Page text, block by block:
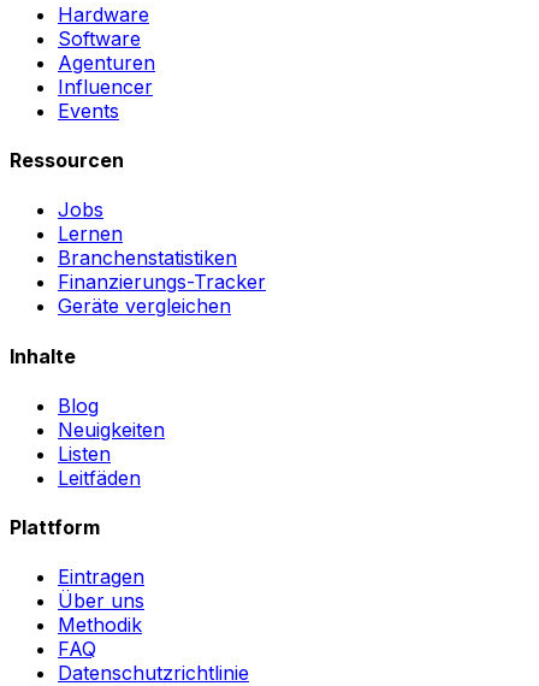
Hardware
Software
Agenturen
Influencer
Events
Ressourcen
Jobs
Lernen
Branchenstatistiken
Finanzierungs-Tracker
Geräte vergleichen
Inhalte
Blog
Neuigkeiten
Listen
Leitfäden
Plattform
Eintragen
Über uns
Methodik
FAQ
Datenschutzrichtlinie